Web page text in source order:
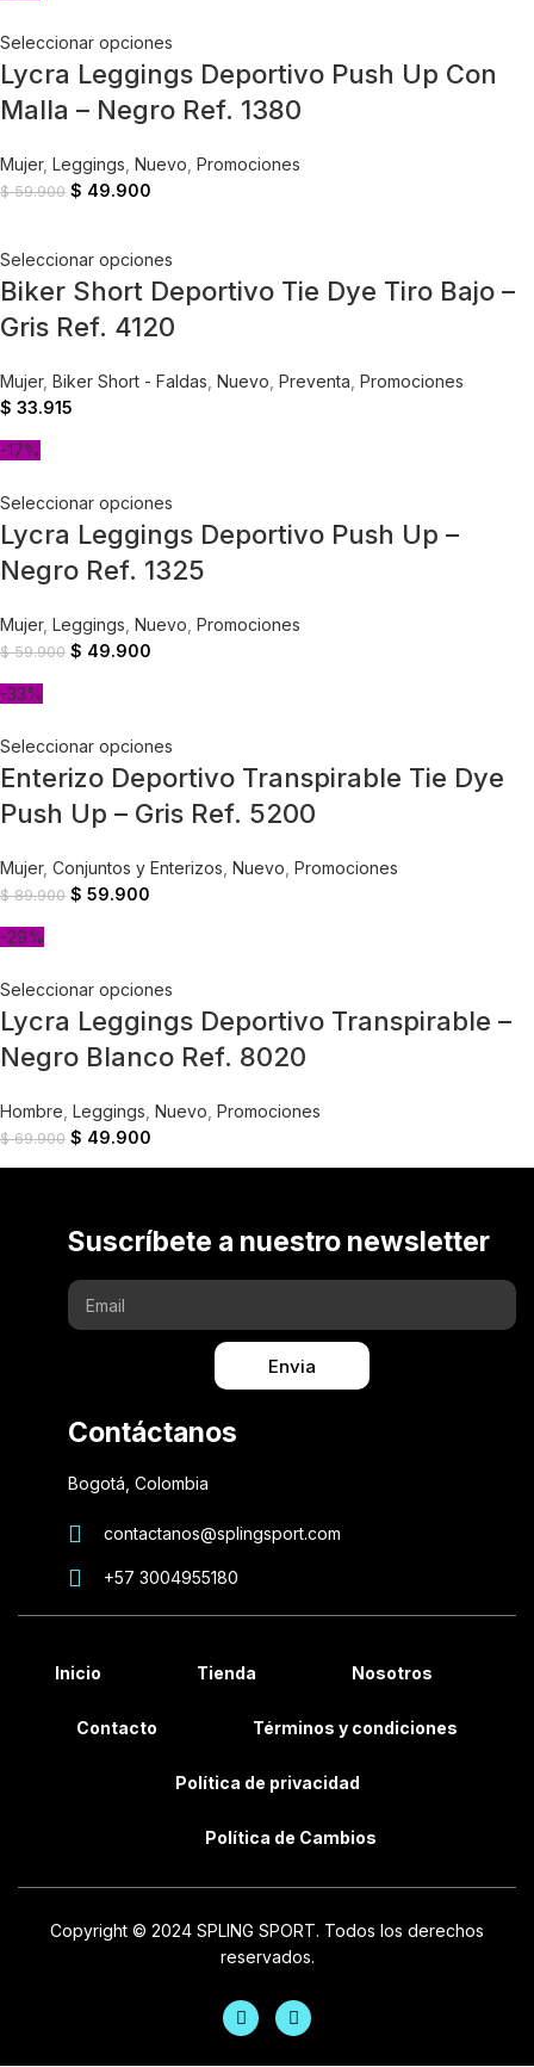
Seleccionar opciones
Lycra Leggings Deportivo Push Up Con
Malla – Negro Ref. 1380
Mujer, Leggings Nuevo Promociones
$59.900 $ 49.900
Seleccionar opciones
Biker Short Deportivo Tie Dye Tiro Bajo –
Gris Ref. 4120
Mujer, Biker Short - Faldas Nuevo Preventa Promociones
$ 33.915
-17%
Seleccionar opciones
Lycra Leggings Deportivo Push Up –
Negro Ref. 1325
Mujer, Leggings Nuevo Promociones
$59.900 $ 49.900
-33%
Seleccionar opciones
Enterizo Deportivo Transpirable Tie Dye
Push Up – Gris Ref. 5200
Mujer, Conjuntos y Enterizos Nuevo Promociones
$89.900 $ 59.900
-29%
Seleccionar opciones
Lycra Leggings Deportivo Transpirable –
Negro Blanco Ref. 8020
Hombre Leggings Nuevo Promociones
$69.900 $ 49.900
Suscríbete a nuestro newsletter
Envia
Contáctanos
Bogotá, Colombia
contactanos@splingsport.com
+57 3004955180
Inicio Tienda Nosotros
Contacto Términos y condiciones
Política de privacidad
Política de Cambios
Copyright © 2024 SPLING SPORT. Todos los derechos
reservados.